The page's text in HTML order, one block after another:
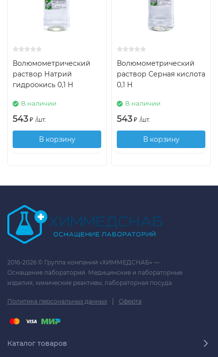
Волюмометрический
раствор Натрий
гидроокись 0,1 Н
В наличии
543 ₽ /шт.
В корзину
Волюмометрический
раствор Серная кислота
0,1 Н
В наличии
543 ₽ /шт.
В корзину
2016-2026 © Группа компаний «ХИММЕДСНАБ» —
Оснащение лабораторий. Медицинские и лабораторные
изделия, химические реактивы, лабораторная посуда.
Политика персональных данных | Оферта
Каталог товаров